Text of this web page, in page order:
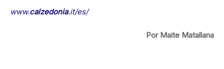
www.calzedonia.it/es/
Por Maite Matallana